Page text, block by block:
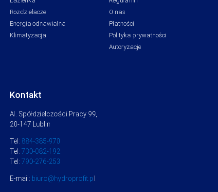
Rozdzielacze
Energia odnawialna
Klimatyzacja
O nas
Płatności
Polityka prywatności
Autoryzacje
Kontakt
Al. Spółdzielczości Pracy 99,
20-147 Lublin
Tel: 884-385-970
Tel: 730-082-192
Tel: 790-276-253
E-mail: biuro@hydroprofit.p